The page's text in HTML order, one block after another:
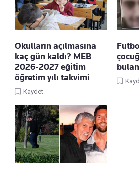
Okulların açılmasına
kaç gün kaldı? MEB
2026-2027 eğitim
öğretim yılı takvimi
Kaydet